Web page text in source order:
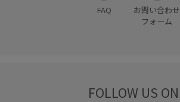
FAQ
お問い合わせ
フォーム
FOLLOW US ON